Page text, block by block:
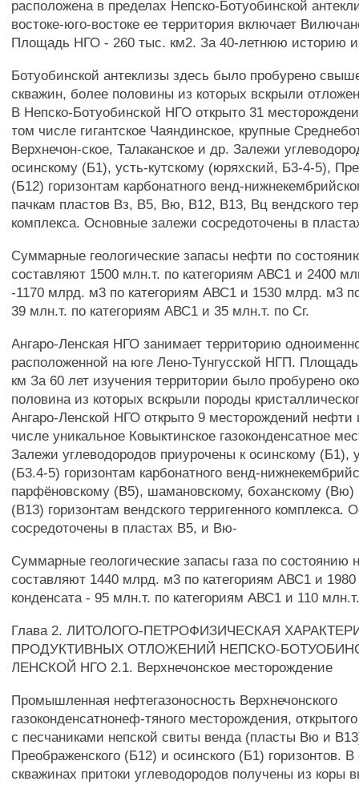
расположена в пределах Непско-Ботуобинской
востоке-юго-востоке ее территория включает
Площадь НГО - 260 тыс. км2. За 40-летнюю историю
Ботуобинской антеклизы здесь было пробурено
скважин, более половины из которых вскрыли
В Непско-Ботуобинской НГО открыто 31
том числе гигантское Чаяндинское, крупные
Верхнечон-ское, Талаканское и др. Залежи
осинскому (Б1), усть-кутскому (юряхский, Б3-4-5),
(Б12) горизонтам карбонатного венд-
пачкам пластов Вз, В5, Вю, В12, В13, Вц вендского
комплекса. Основные залежи сосредоточены в
Суммарные геологические запасы нефти по
составляют 1500 млн.т. по категориям АВС1 и 2400
-1170 млрд. м3 по категориям АВС1 и 1530 млрд. м3
39 млн.т. по категориям АВС1 и 35 млн.т. по Сг.
Ангаро-Ленская НГО занимает территорию
расположенной на юге Лено-Тунгусской НГП.
км За 60 лет изучения территории было пробурено
половина из которых вскрыли породы
Ангаро-Ленской НГО открыто 9 месторождений нефти
числе уникальное Ковыктинское газоконденсатное
Залежи углеводородов приурочены к осинскому (Б1),
(Б3.4-5) горизонтам карбонатного венд-
парфёновскому (В5), шамановскому, боханскому (Вю)
(В13) горизонтам вендского терригенного комплекса.
сосредоточены в пластах В5, и Вю-
Суммарные геологические запасы газа по состоянию
составляют 1440 млрд. м3 по категориям АВС1 и
конденсата - 95 млн.т. по категориям АВС1 и 110
Глава 2. ЛИТОЛОГО-ПЕТРОФИЗИЧЕСКАЯ
ПРОДУКТИВНЫХ ОТЛОЖЕНИЙ НЕПСКО-
ЛЕНСКОЙ НГО 2.1. Верхнечонское месторождение
Промышленная нефтегазоносность Верхнечонского
газоконденсатнонеф-тяного месторождения,
с песчаниками непской свиты венда (пласты Вю и
Преображенского (Б12) и осинского (Б1) горизонтов.
скважинах притоки углеводородов получены из коры